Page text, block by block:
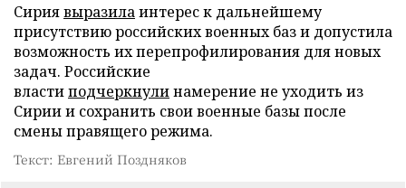
Сириявыразилаинтерес к дальнейшему
присутствию российских военных баз и допустила
возможность их перепрофилирования для новых
задач. Российские
властиподчеркнулинамерение не уходить из
Сирии и сохранить свои военные базы после
смены правящего режима.
Текст: Евгений Поздняков